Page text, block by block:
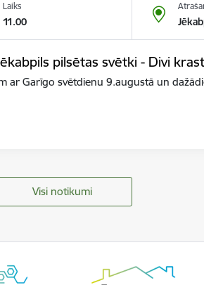
Laiks
11.00
pilsētas svētki - Divi
ar Garīgo svētdienu 9.augustā un
Visi notikumi